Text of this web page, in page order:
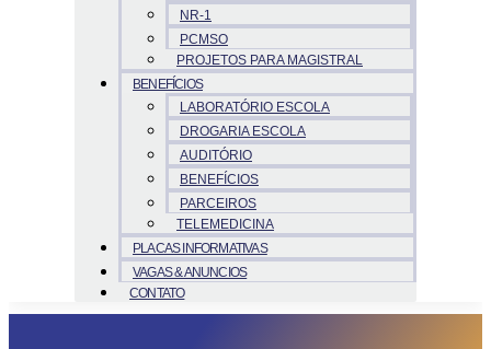
NR-1
PCMSO
PROJETOS PARA MAGISTRAL
BENEFÍCIOS
LABORATÓRIO ESCOLA
DROGARIA ESCOLA
AUDITÓRIO
BENEFÍCIOS
PARCEIROS
TELEMEDICINA
PLACAS INFORMATIVAS
VAGAS & ANUNCIOS
CONTATO